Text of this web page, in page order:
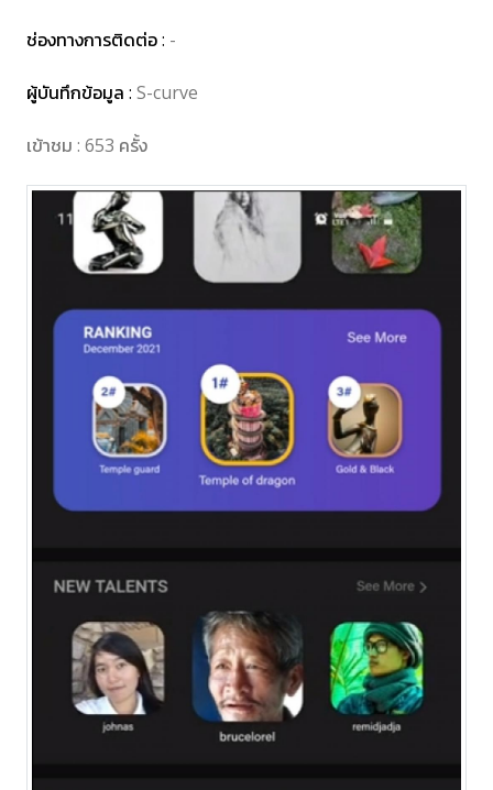
ช่องทางการติดต่อ : -
ผู้บันทึกข้อมูล : S-curve
เข้าชม : 653 ครั้ง